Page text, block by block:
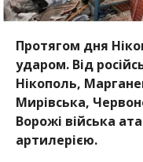
Протягом дня
ударом. Від
Нікополь,
Мирівська,
Ворожі війська
артилерією.